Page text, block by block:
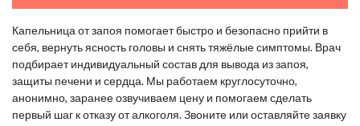
Капельница от запоя помогает быстро и безопасно прийти в
себя, вернуть ясность головы и снять тяжёлые симптомы. Врач
подбирает индивидуальный состав для вывода из запоя,
защиты печени и сердца. Мы работаем круглосуточно,
анонимно, заранее озвучиваем цену и помогаем сделать
первый шаг к отказу от алкоголя. Звоните или оставляйте заявку